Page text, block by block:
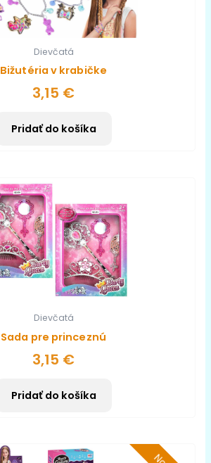
Dievčatá
Bižutéria v krabičke
3,15 €
Pridať do košíka
Dievčatá
Sada pre princeznú
3,15 €
Pridať do košíka